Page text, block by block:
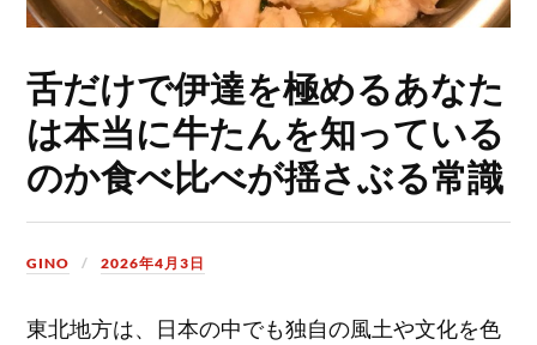
舌だけで伊達を極めるあなた
は本当に牛たんを知っている
のか食べ比べが揺さぶる常識
GINO 2026年4月3日
東北地方は、日本の中でも独自の風土や文化を色